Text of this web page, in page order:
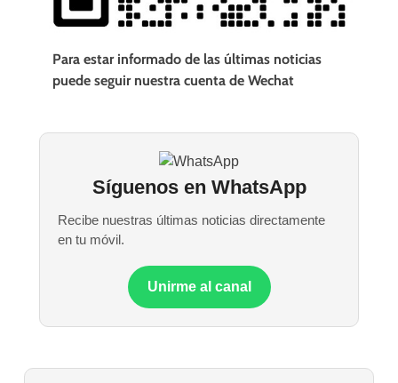
Para estar informado de las últimas noticias
puede seguir nuestra cuenta de Wechat
Síguenos en WhatsApp
Recibe nuestras últimas noticias directamente
en tu móvil.
Unirme al canal